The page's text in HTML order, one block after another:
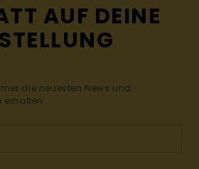
AUF DEINE
die neuesten News und
erhalten.